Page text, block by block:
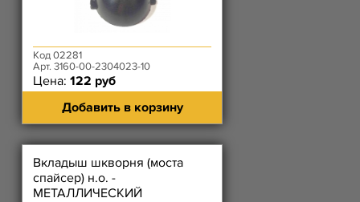
Код 02281
Арт. 3160-00-2304023-10
Цена: 122 руб
Добавить в корзину
Вкладыш шкворня (моста
спайсер) н.о. -
МЕТАЛЛИЧЕСКИЙ